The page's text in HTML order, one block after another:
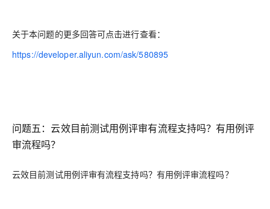
关于本问题的更多回答可点击进行查看：
https://developer.aliyun.com/ask/580895
问题五：云效目前测试用例评审有流程支持吗？有用例评
审流程吗？
云效目前测试用例评审有流程支持吗？有用例评审流程吗？